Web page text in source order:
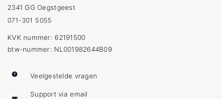
2341 GG Oegstgeest
071-301 5055
KVK nummer: 62191500
btw-nummer: NL001982644B09
Veelgestelde vragen
Support via email